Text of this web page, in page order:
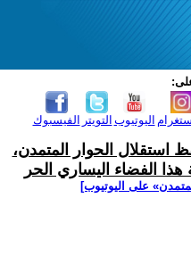
الفيسبوك التويتر اليوتيوب
استقلال الحوار المتمدن،
الفضاء اليساري الحر
على اليوتيوب]